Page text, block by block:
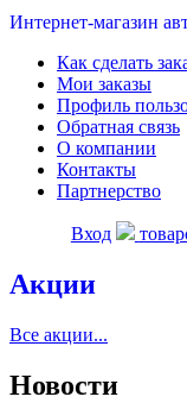
Интернет-магазин
Как сделать
Мои заказы
Профиль
Обратная связь
О компании
Контакты
Партнерство
Вход
Акции
Все акции...
Новости